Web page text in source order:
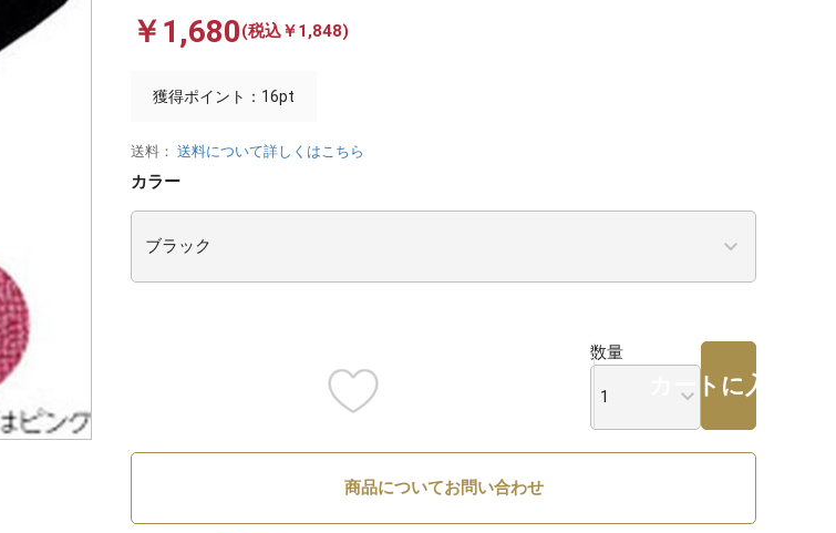
￥1,680(税込￥1,848)
獲得ポイント：16pt
送料： 送料について詳しくはこちら
カラー
数量
カートに入れる
商品についてお問い合わせ